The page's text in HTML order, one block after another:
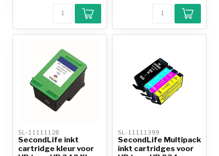
SL-11111128
SecondLife inkt
cartridge kleur voor
SL-11111399
SecondLife Multipack
inkt cartridges voor